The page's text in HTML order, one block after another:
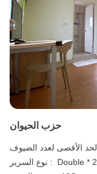
حزب الحيوان
نوع السرير :
Double * 2